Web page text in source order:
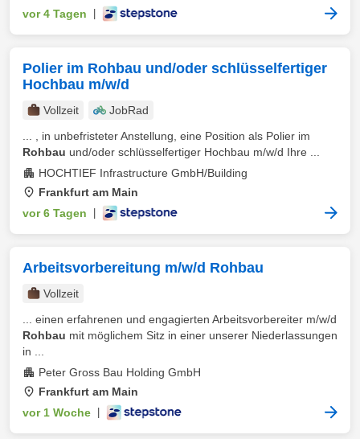
vor 4 Tagen
Polier im Rohbau und/oder schlüsselfertiger
Hochbau m/w/d
Vollzeit
JobRad
... , in unbefristeter Anstellung, eine Position als Polier im
Rohbau und/oder schlüsselfertiger Hochbau m/w/d Ihre ...
HOCHTIEF Infrastructure GmbH/Building
Frankfurt am Main
vor 6 Tagen
Arbeitsvorbereitung m/w/d Rohbau
Vollzeit
... einen erfahrenen und engagierten Arbeitsvorbereiter m/w/d
Rohbau mit möglichem Sitz in einer unserer Niederlassungen
in ...
Peter Gross Bau Holding GmbH
Frankfurt am Main
vor 1 Woche